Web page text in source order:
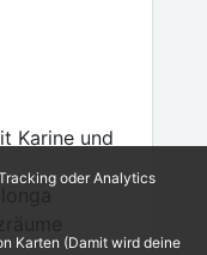
Karine und
oder Analytics
Karten (Damit wird deine